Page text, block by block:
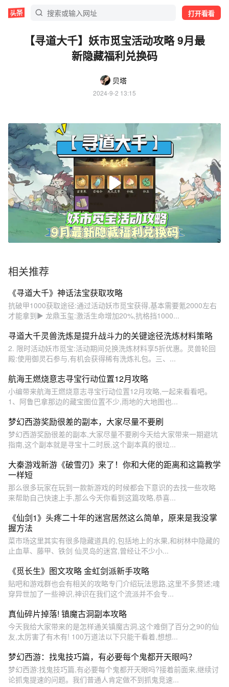
打开看看
【寻道大千】妖市觅宝活动攻略 9月最
新隐藏福利兑换码
贝塔
2024-9-2 13:15
相关推荐
《寻道大千》神话法宝获取攻略
抗破甲1000获取途径:通过活动妖市觅宝获得,基本需要氪2000左右
才能拿到▶ 龙鼎玉玺:激活生命增加20%,抗格挡1000...
寻道大千灵兽洗炼是提升战斗力的关键途径洗炼材料策略
2. 限时活动妖市觅宝:活动期间兑换洗炼材料享5折优惠。灵兽轮回
殿:使用御灵石参与,有机会获得稀有洗炼礼包。三、...
航海王燃烧意志寻宝行动位置12月攻略
小编带来航海王燃烧意志寻宝行动位置12月攻略,一起来看看吧。
1、阿鲁巴拿那边的藏宝图位置不少,雨地的大地图也...
梦幻西游奖励很差的副本，大家尽量不要刷
梦幻西游奖励很差的副本,大家尽量不要刷今天给大家带来一期避坑
指南,这个副本就是寻宝十二时辰,这个副本真的很垃...
大秦游戏新游《破雪刃》来了！你和大佬的距离和这篇教学
一样短
那么很多玩家在玩到一款新游戏的时候都会下意识的去找一些攻略
来帮助自己快速上手,那么今天你看到这篇攻略,恭喜...
《仙剑1》头疼二十年的迷宫居然这么简单，原来是我没掌
握方法
菜市场这里其实有很多隐藏道具的,包括地上的水果,和树林中隐藏的
止血草、藤甲、铁剑 仙灵岛的迷宫,曾经让不少小...
《觅长生》图文攻略 金虹剑派新手攻略
贴吧和游戏群也会有相关的攻略专门介绍玩法思路,这里不多赘述;魂
穿异世加了一些神识,神识在我们这个流派并不会专...
真仙碎片掉落! 镇魔古洞副本攻略
今天我给大家带来的是怎样通关镇魔古洞,这个难倒了百分之90的仙
友,太厉害了有木有! 100万道法以下只能干看着,想想...
梦幻西游：找鬼技巧篇，有必要每个鬼都开天眼吗？
梦幻西游:找鬼技巧篇,有必要每个鬼都开天眼吗?接着前面来,继续讨
论抓鬼提速的问题。我们普通人肯定做不到抓鬼竞速...